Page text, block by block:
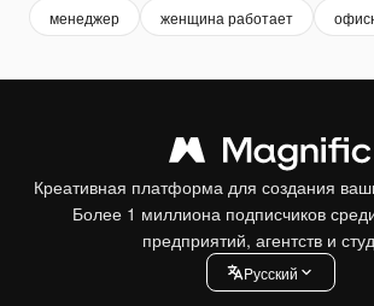
менеджер женщина работает
Креативная платформа для создания
Более 1 миллиона подписчиков
предприятий, агентств и
Pусский